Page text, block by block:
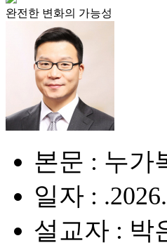
완전한 변화의 가능성
본문 : 누가
일자 :
설교자 : 박